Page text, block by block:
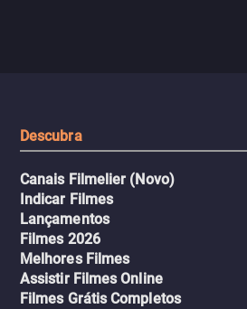
Descubra
Canais Filmelier (Novo)
Indicar Filmes
Lançamentos
Filmes 2026
Melhores Filmes
Assistir Filmes Online
Filmes Grátis Completos